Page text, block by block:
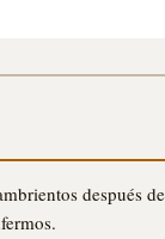
después